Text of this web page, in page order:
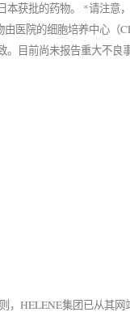
本获批的药物。 *请注意
医院的细胞培养中心（
目前尚未报告重大不良事
，HELENE集团已从其